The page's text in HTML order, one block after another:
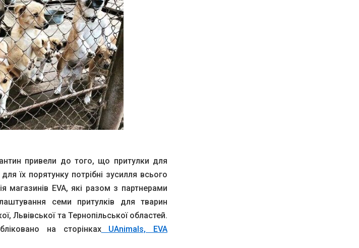
привели до того, що притулки для
їх порятунку потрібні зусилля всього
магазинів EVA, які разом з партнерами
семи притулків для тварин
Львівської та Тернопільської областей.
на сторінкахUAnimals, EVA